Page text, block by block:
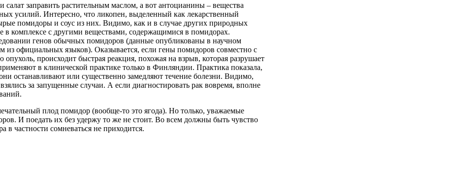
заправить растительным маслом, а вот антоцианины – вещества
усилий. Интересно, что ликопен, выделенный как лекарственный
помидоры и соус из них. Видимо, как и в случае других природных
в комплексе с другими веществами, содержащимися в помидорах.
генов обычных помидоров (данные опубликованы в научном
официальных языков). Оказывается, если гены помидоров совместно с
происходит быстрая реакция, похожая на взрыв, которая разрушает
в клинической практике только в Финляндии. Практика показала,
останавливают или существенно замедляют течение болезни. Видимо,
за запущенные случаи. А если диагностировать рак вовремя, вполне
плод помидор (вообще-то это ягода). Но только, уважаемые
И поедать их без удержу то же не стоит. Во всем должны быть чувство
частности сомневаться не приходится.